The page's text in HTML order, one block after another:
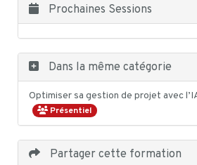
Prochaines Sessions
Dans la même catégorie
Optimiser sa gestion de projet avec
Présentiel
Partager cette formation